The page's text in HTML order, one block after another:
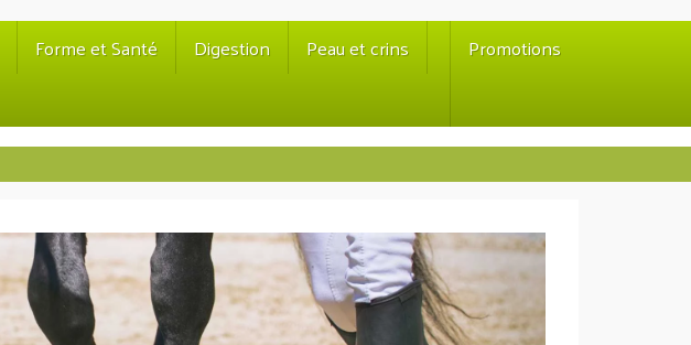
Forme et Santé Digestion
Peau et crins
Promotions